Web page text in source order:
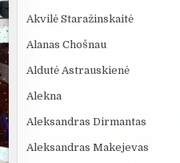
Akvilė Staražinskaitė
Alanas Chošnau
Aldutė Astrauskienė
Alekna
Aleksandras Dirmantas
Aleksandras Makejevas